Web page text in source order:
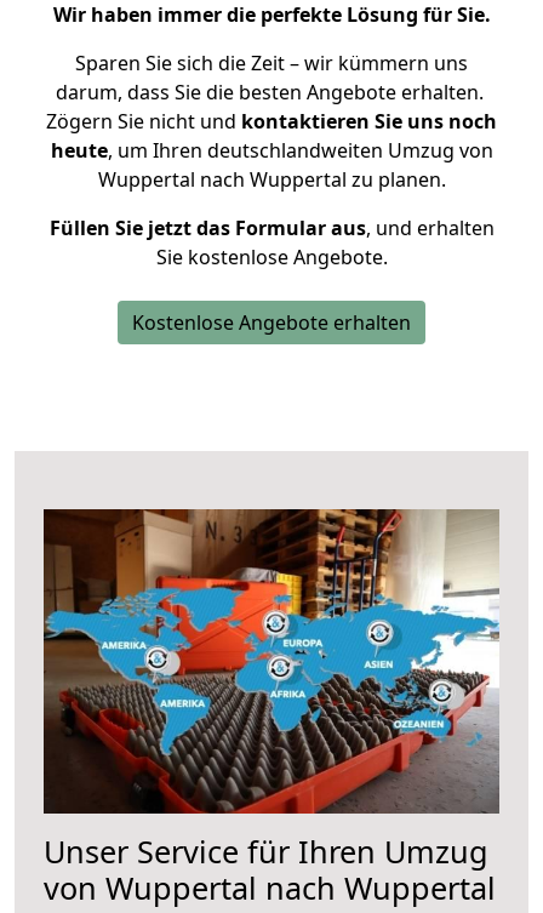
Wir haben immer die perfekte Lösung für Sie.
Sparen Sie sich die Zeit – wir kümmern uns
darum, dass Sie die besten Angebote erhalten.
Zögern Sie nicht und kontaktieren Sie uns noch
heute, um Ihren deutschlandweiten Umzug von
Wuppertal nach Wuppertal zu planen.
Füllen Sie jetzt das Formular aus, und erhalten
Sie kostenlose Angebote.
Kostenlose Angebote erhalten
Unser Service für Ihren Umzug
von Wuppertal nach Wuppertal